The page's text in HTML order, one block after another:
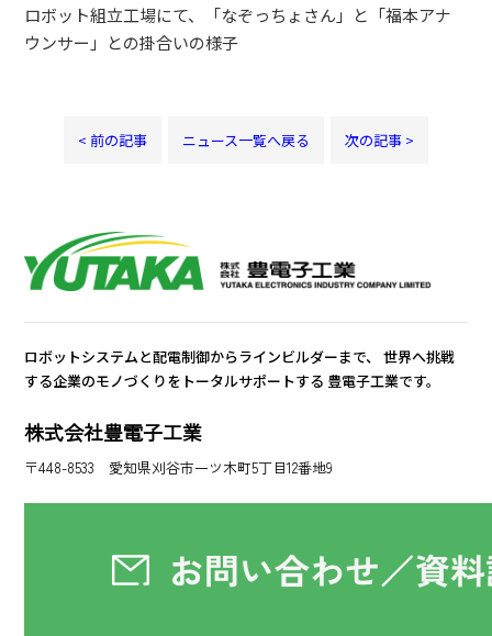
ロボット組立工場にて、「なぞっちょさん」と「福本アナ
ウンサー」との掛合いの様子
< 前の記事 ニュース一覧へ戻る 次の記事 >
ロボットシステムと配電制御からラインビルダーまで、 世界へ挑戦
する企業のモノづくりをトータルサポートする 豊電子工業です。
株式会社豊電子工業
〒448-8533 愛知県刈谷市一ツ木町5丁目12番地9